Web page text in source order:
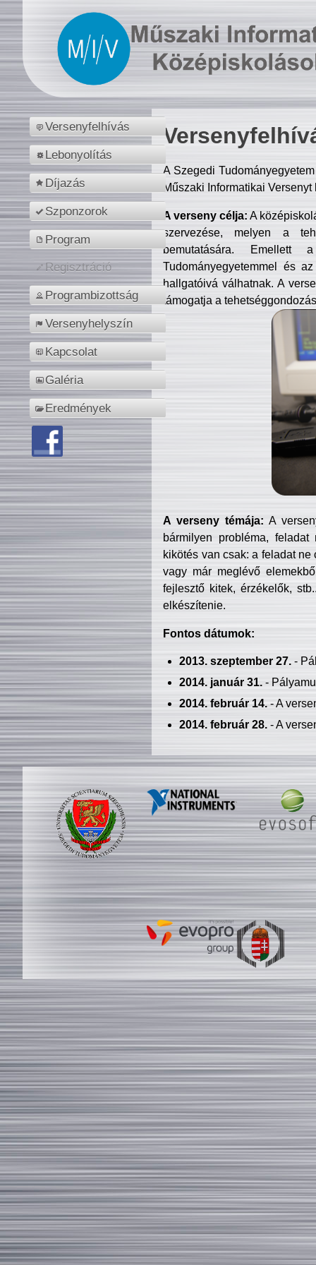
Versenyfelhívás
Lebonyolítás
Díjazás
Szponzorok
Program
Regisztráció
Programbizottság
Versenyhelyszín
Kapcsolat
Galéria
Eredmények
A Szegedi
Műszaki Informatikai
A verseny célja: A
szervezése, melyen a
bemutatására. Emellett
Tudományegyetemmel és
hallgatóivá válhatnak. A
támogatja a
A verseny témája: A
bármilyen probléma, feladat
kikötés van csak: a feladat
vagy már meglévő
fejlesztő kitek, érzékelők,
elkészítenie.
Fontos dátumok:
2013. szeptember 27.-
2014. január 31.-
2014. február 14.- A
2014. február 28.- A